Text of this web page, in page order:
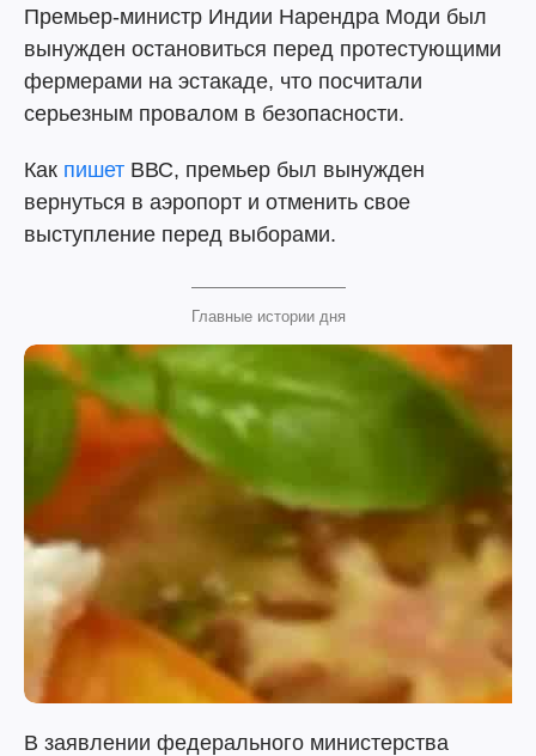
Премьер-министр Индии Нарендра Моди был
вынужден остановиться перед протестующими
фермерами на эстакаде, что посчитали
серьезным провалом в безопасности.
Как пишет ВВС, премьер был вынужден
вернуться в аэропорт и отменить свое
выступление перед выборами.
Главные истории дня
В заявлении федерального министерства